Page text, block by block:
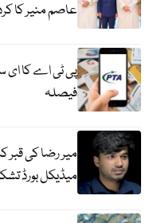
عاصم منیر کا
پی ٹی اے کا ای
فیصلہ
میر رضا کی قبر
میڈیکل بورڈ